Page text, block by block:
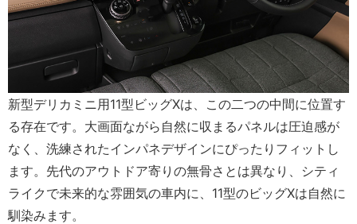
新型デリカミニ用11型ビッグXは、この二つの中間に位置す
る存在です。大画面ながら自然に収まるパネルは圧迫感が
なく、洗練されたインパネデザインにぴったりフィットし
ます。先代のアウトドア寄りの無骨さとは異なり、シティ
ライクで未来的な雰囲気の車内に、11型のビッグXは自然に
馴染みます。